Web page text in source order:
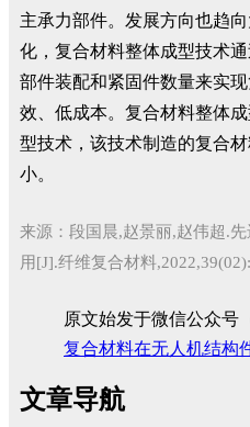
主承力部件。发展方向也趋
化，复合材料整体成型技术
部件装配和紧固件数量来实
效、低成本。复合材料整体
型技术，该技术制造的复合
小。
来源：段国晨,赵景丽,赵伟超.
用[J].纤维复合材料
原文始发于微信公众号
复合材料在无人机结构
文章导航